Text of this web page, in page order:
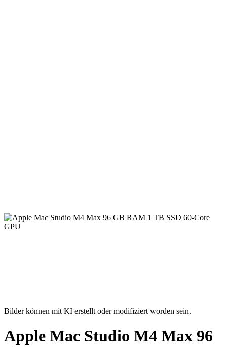
Bilder können mit KI erstellt oder modifiziert worden sein.
Apple Mac Studio M4 Max 96